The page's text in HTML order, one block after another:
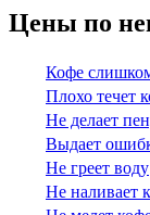
Цены по
Кофе
Плохо течет
Не делает
Выдает
Не греет воду
Не наливает